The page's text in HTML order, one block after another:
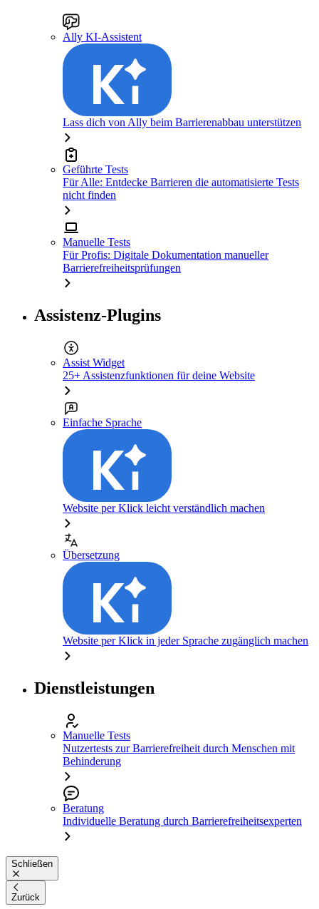
Ally KI-Assistent
Lass dich von Ally beim Barrierenabbau unterstützen
Geführte Tests
Für Alle: Entdecke Barrieren die automatisierte Tests
nicht finden
Manuelle Tests
Für Profis: Digitale Dokumentation manueller
Barrierefreiheitsprüfungen
Assistenz-Plugins
Assist Widget
25+ Assistenzfunktionen für deine Website
Einfache Sprache
Website per Klick leicht verständlich machen
Übersetzung
Website per Klick in jeder Sprache zugänglich machen
Dienstleistungen
Manuelle Tests
Nutzertests zur Barrierefreiheit durch Menschen mit
Behinderung
Beratung
Individuelle Beratung durch Barrierefreiheitsexperten
Schließen
Zurück